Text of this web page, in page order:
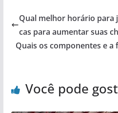
Qual melhor horário para
cas para aumentar suas
Quais os componentes e
Você pode